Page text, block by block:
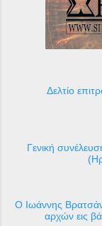
Δελτίο
Γενική
Ο Ιωάννης
αρχών εις